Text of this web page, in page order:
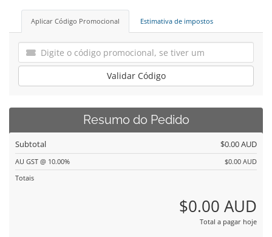
Aplicar Código Promocional Estimativa de impostos
Validar Código
Resumo do Pedido
Subtotal $0.00 AUD
AU GST @ 10.00%
$0.00 AUD
Totais
$0.00 AUD
Total a pagar hoje